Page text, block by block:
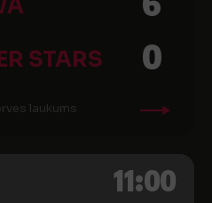
STARS 0
laukums
11:00